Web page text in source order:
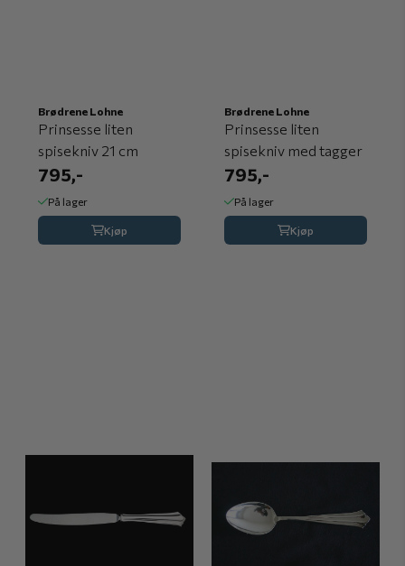
Brødrene Lohne
Prinsesse liten
spisekniv 21 cm
795,-
På lager
Kjøp
Brødrene Lohne
Prinsesse liten
spisekniv med tagger
795,-
På lager
Kjøp